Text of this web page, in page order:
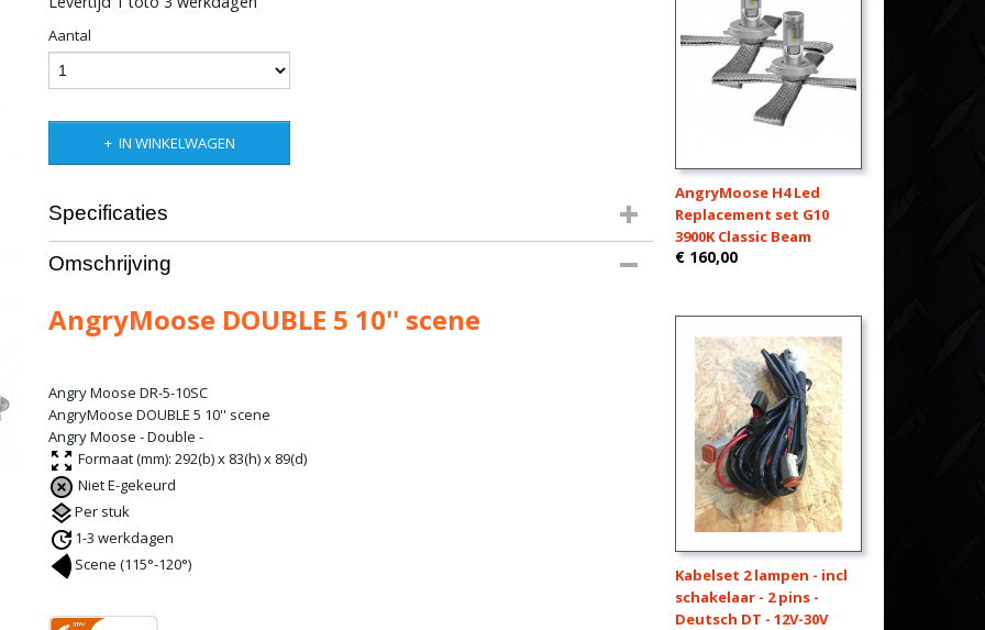
Aantal
IN WINKELWAGEN
Specificaties
Productcode leverancier
Omschrijving
AngryMoose DOUBLE 5 10'' scene
Angry Moose DR-5-10SC
AngryMoose DOUBLE 5 10'' scene
Angry Moose - Double -
Formaat (mm): 292(b) x 83(h) x 89(d)
Niet E-gekeurd
Per stuk
1-3 werkdagen
Scene (115°-120°)
AngryMoose H4 Led
Replacement set G10
3900K Classic Beam
€ 160,00
Kabelset 2 lampen - incl
schakelaar - 2 pins -
Deutsch DT - 12V-30V